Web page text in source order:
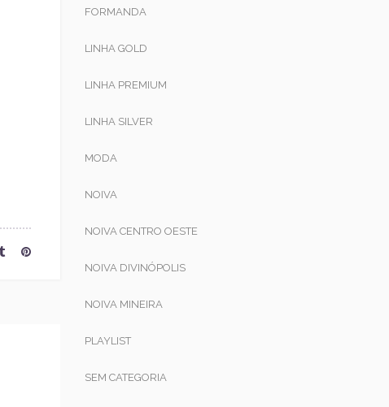
FORMANDA
LINHA GOLD
LINHA PREMIUM
LINHA SILVER
MODA
NOIVA
NOIVA CENTRO OESTE
NOIVA DIVINÓPOLIS
NOIVA MINEIRA
PLAYLIST
SEM CATEGORIA